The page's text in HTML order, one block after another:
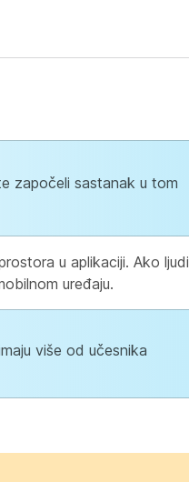
započeli sastanak u tom
u aplikaciji. Ako ljudi
uređaju.
više od učesnika